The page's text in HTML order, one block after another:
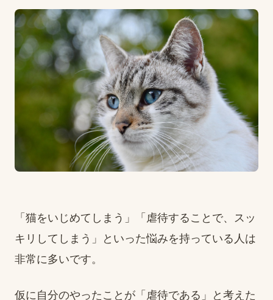
「猫をいじめてしまう」「虐待することで、スッ
キリしてしまう」といった悩みを持っている人は
非常に多いです。
仮に自分のやったことが「虐待である」と考えた